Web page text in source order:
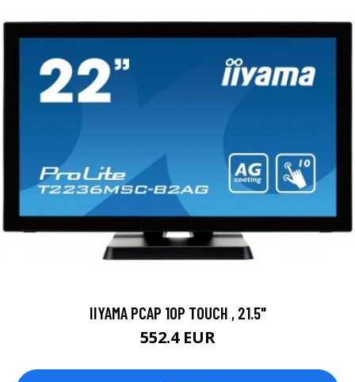
IIYAMA PCAP 10P TOUCH , 21.5"
552.4 EUR